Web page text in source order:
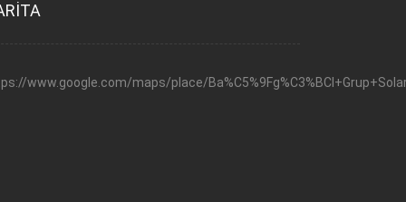
www.google.com/maps/place/